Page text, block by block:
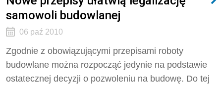
samowoli budowlanej
06 paź 2010
Zgodnie z obowiązującymi przepisami roboty
budowlane można rozpocząć jedynie na podstawie
ostatecznej decyzji o pozwoleniu na budowę. Do tej